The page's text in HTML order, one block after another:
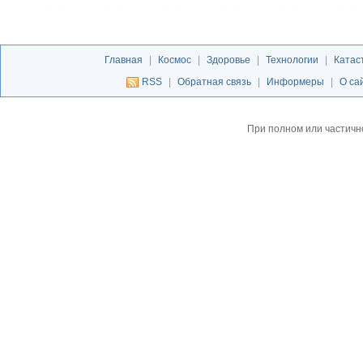
Главная | Космос | Здоровье | Технологии |
RSS
| Обратная связь | Информеры | О
При полном или